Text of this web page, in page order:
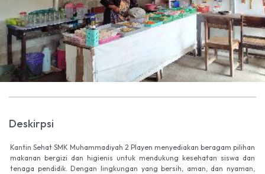
Deskirpsi
Kantin Sehat SMK Muhammadiyah 2 Playen menyediakan beragam pilihan
makanan bergizi dan higienis untuk mendukung kesehatan siswa dan
tenaga pendidik. Dengan lingkungan yang bersih, aman, dan nyaman,